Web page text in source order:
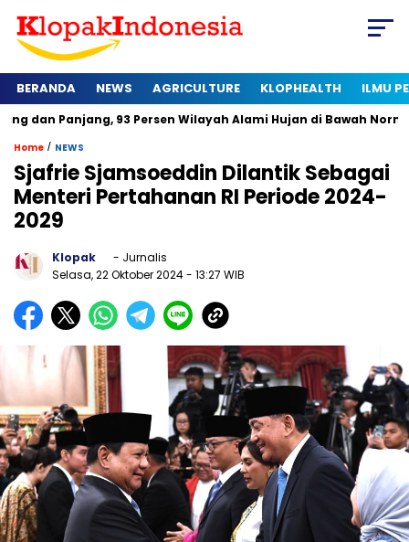
BERANDA NEWS AGRICULTURE KLOPHEALTH ILMU
93 Persen Wilayah Alami Hujan di Bawah Normal
Home / NEWS
Sjafrie Sjamsoeddin Dilantik Sebagai
Menteri Pertahanan RI Periode 2024-
2029
Klopak
- Jurnalis
Selasa, 22 Oktober 2024- 13:27 WIB